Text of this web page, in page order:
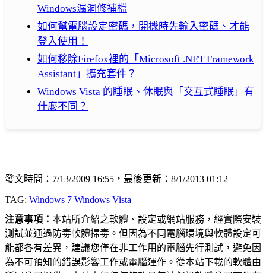
Windows漏洞修補檔
如何幫電腦設定密碼，開機時先輸入密碼、才能
登入使用！
如何移除Firefox裡的「Microsoft .NET Framework
Assistant」擴充套件？
Windows Vista 的睡眠、休眠與「交互式睡眠」有
什麼不同？
發文時間：7/13/2009 16:55，最後更新：8/1/2013 01:12
TAG: Windows 7 Windows Vista
注意事項： 本站所介紹之軟體、設定或網站服務，經實際安裝
測試並通過防毒軟體掃毒。但因為不同電腦環境與軟體設定可
能都各有差異，建議您僅在非工作用的電腦先行測試，避免因
為不可預知的錯誤影響工作或電腦運作。從本站下載的軟體由